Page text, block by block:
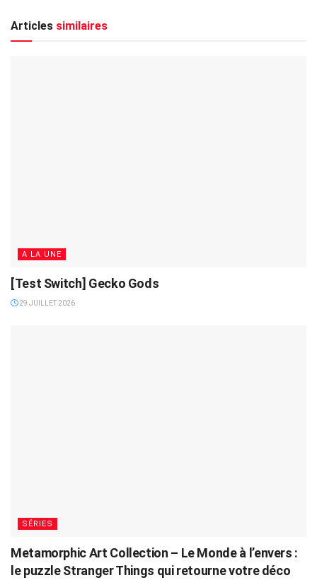
Articles similaires
A LA UNE
[Test Switch] Gecko Gods
29 JUILLET 2026
SÉRIES
Metamorphic Art Collection – Le Monde à l’envers :
le puzzle Stranger Things qui retourne votre déco